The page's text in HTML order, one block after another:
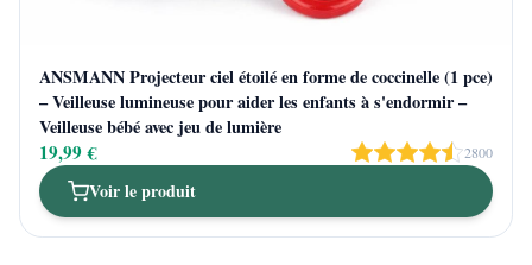
ANSMANN Projecteur ciel étoilé en forme de coccinelle (1 pce)
– Veilleuse lumineuse pour aider les enfants à s'endormir –
Veilleuse bébé avec jeu de lumière
19,99 € 2800
Voir le produit